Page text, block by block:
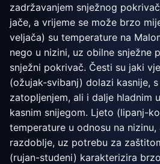
zadržavanjem snježnog
jače, a vrijeme se može brzo
veljača) su temperature na
nego u nizini, uz obilne snježne
snježni pokrivač. Česti su jaki
(ožujak-svibanj) dolazi kasnije,
zatopljenjem, ali i dalje hladnim
kasnim snijegom. Ljeto (lipanj-
temperature u odnosu na
razdoblje, uz potrebu za
(rujan-studeni) karakterizira